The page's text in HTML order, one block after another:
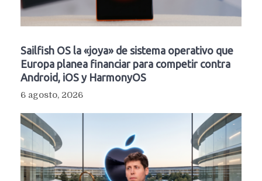
Sailfish OS la «joya» de sistema operativo que
Europa planea financiar para competir contra
Android, iOS y HarmonyOS
6 agosto, 2026